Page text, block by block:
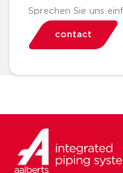
Sprechen Sie uns
contact